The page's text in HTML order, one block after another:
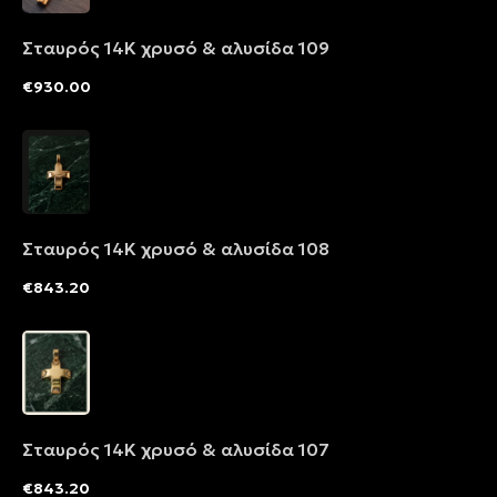
Σταυρός 14Κ χρυσό & αλυσίδα 109
€930.00
Σταυρός 14Κ χρυσό & αλυσίδα 108
€843.20
Σταυρός 14Κ χρυσό & αλυσίδα 107
€843.20